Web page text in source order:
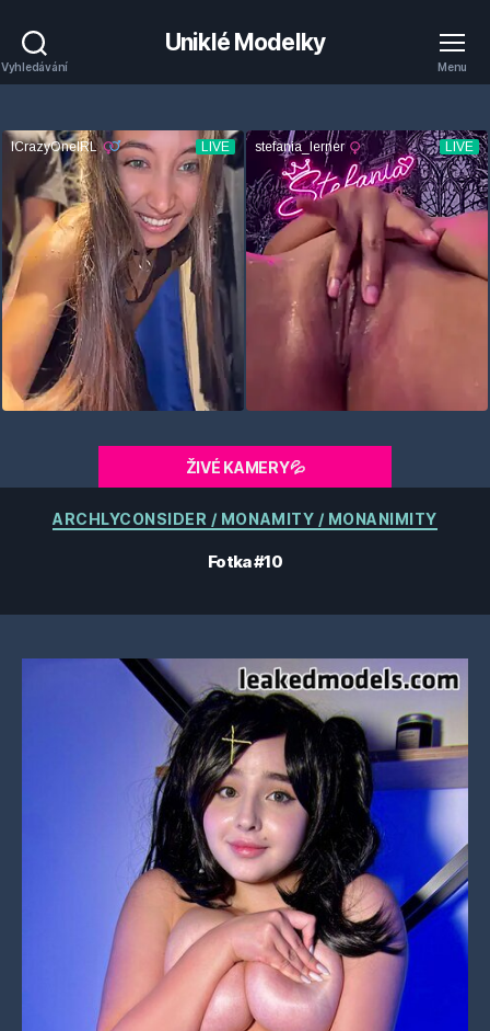
Vyhledávání
Uniklé Modelky
Menu
ŽIVÉ KAMERY💦
Kategorie
ARCHLYCONSIDER / MONAMITY / MONANIMITY
Fotka #10